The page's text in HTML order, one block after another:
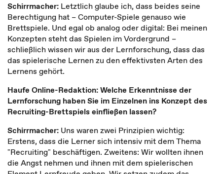
Schirrmacher: Letztlich glaube ich, dass beides seine
Berechtigung hat – Computer-Spiele genauso wie
Brettspiele. Und egal ob analog oder digital: Bei meinen
Konzepten steht das Spielen im Vordergrund –
schließlich wissen wir aus der Lernforschung, dass das
das spielerische Lernen zu den effektivsten Arten des
Lernens gehört.
Haufe Online-Redaktion: Welche Erkenntnisse der
Lernforschung haben Sie im Einzelnen ins Konzept des
Recruiting-Brettspiels einfließen lassen?
Schirrmacher: Uns waren zwei Prinzipien wichtig:
Erstens, dass die Lerner sich intensiv mit dem Thema
"Recruiting" beschäftigen. Zweitens: Wir wollten ihnen
die Angst nehmen und ihnen mit dem spielerischen